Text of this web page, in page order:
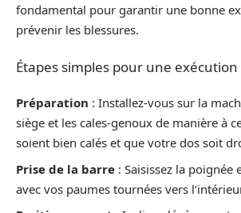
fondamental pour garantir une bonne
prévenir les blessures.
Étapes simples pour une
Préparation : Installez-vous sur la
siège et les cales-genoux de manière à
soient bien calés et que votre dos soit
Prise de la barre : Saisissez la poignée
avec vos paumes tournées vers